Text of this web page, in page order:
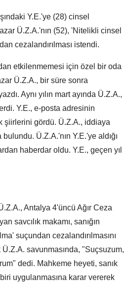
Y.E.'ye (28) cinsel
Ü.Z.A.'nın (52), 'Nitelikli cinsel
cezalandırılması istendi.
etkilenmemesi için özel bir oda
Ü.Z.A., bir süre sonra
Aynı yılın mart ayında Ü.Z.A.,
Y.E., e-posta adresinin
şiirlerini gördü. Ü.Z.A., iddiaya
Ü.Z.A.'nın Y.E.'ye aldığı
haberdar oldu. Y.E., geçen yıl
Antalya 4'üncü Ağır Ceza
savcılık makamı, sanığın
suçundan cezalandırılmasını
Ü.Z.A. savunmasında, "Suçsuzum,
dedi. Mahkeme heyeti, sanık
uygulanmasına karar vererek